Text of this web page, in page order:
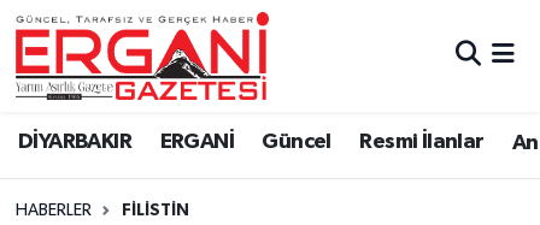
DİYARBAKIR ERGANİ Güncel Resmi İlanlar
HABERLER FILISTIN
DİYARBAKIR
BİSMİL
BAĞLAR
ERGANİ
Güncel
Ergani Nöbetçi Eczaneler
Ergani Hava Durumu
Ergani Trafik Yoğunluk Haritası